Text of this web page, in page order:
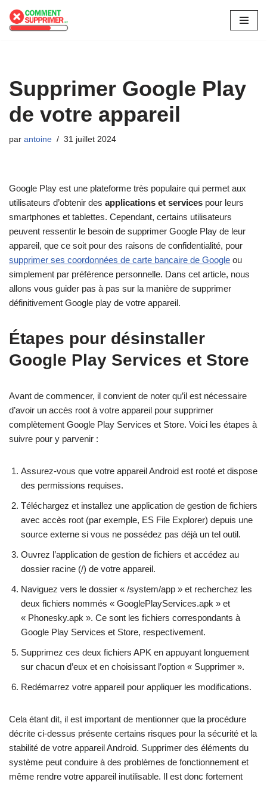
Aller
Supprimer Google Play
de votre appareil
par antoine 31 juillet 2024
Google Play est une plateforme très populaire qui permet aux
utilisateurs d’obtenir des applications et services pour leurs
smartphones et tablettes. Cependant, certains utilisateurs
peuvent ressentir le besoin de supprimer Google Play de leur
appareil, que ce soit pour des raisons de confidentialité, pour
supprimer ses coordonnées de carte bancaire de Google ou
simplement par préférence personnelle. Dans cet article, nous
allons vous guider pas à pas sur la manière de supprimer
définitivement Google play de votre appareil.
Étapes pour désinstaller
Google Play Services et Store
Avant de commencer, il convient de noter qu’il est nécessaire
d’avoir un accès root à votre appareil pour supprimer
complètement Google Play Services et Store. Voici les étapes à
suivre pour y parvenir :
Assurez-vous que votre appareil Android est rooté et dispose
des permissions requises.
Téléchargez et installez une application de gestion de fichiers
avec accès root (par exemple, ES File Explorer) depuis une
source externe si vous ne possédez pas déjà un tel outil.
Ouvrez l’application de gestion de fichiers et accédez au
dossier racine (/) de votre appareil.
Naviguez vers le dossier « /system/app » et recherchez les
deux fichiers nommés « GooglePlayServices.apk » et
« Phonesky.apk ». Ce sont les fichiers correspondants à
Google Play Services et Store, respectivement.
Supprimez ces deux fichiers APK en appuyant longuement
sur chacun d’eux et en choisissant l’option « Supprimer ».
Redémarrez votre appareil pour appliquer les modifications.
Cela étant dit, il est important de mentionner que la procédure
décrite ci-dessus présente certains risques pour la sécurité et la
stabilité de votre appareil Android. Supprimer des éléments du
système peut conduire à des problèmes de fonctionnement et
même rendre votre appareil inutilisable. Il est donc fortement